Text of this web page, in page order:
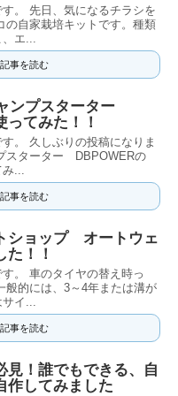
。 先日、気になるチラシを
の自家栽培キットです。種類
、エ...
記事を読む
ンプスターター
ってみた！！
。 久しぶりの投稿になりま
スターター DBPOWERの
み...
記事を読む
ショップ オートウェ
た！！
。 車のタイヤの替え時っ
般的には、3～4年または溝が
サイ...
記事を読む
見！誰でもできる、自
作してみました